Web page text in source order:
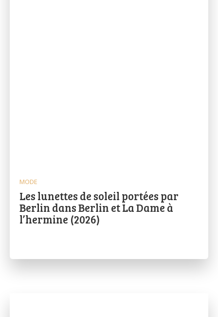
MODE
Les lunettes de soleil portées par
Berlin dans Berlin et La Dame à
l’hermine (2026)